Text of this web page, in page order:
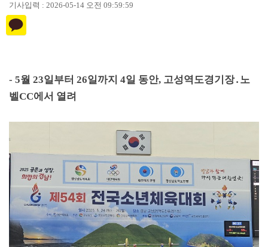
기사입력 : 2026-05-14 오전 09:59:59
- 5월 23일부터 26일까지 4일 동안, 고성역도경기장․ 노
벨CC에서 열려